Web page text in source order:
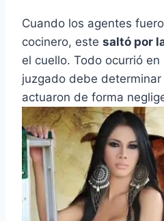
Cuando los agentes
cocinero, este saltó por
el cuello. Todo ocurrió
juzgado debe
actuaron de forma